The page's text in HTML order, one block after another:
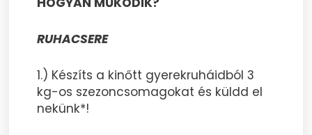
RUHACSERE
1.) Készíts a kinőtt gyerekruháidból 3
kg-os szezoncsomagokat és küldd el
nekünk*!